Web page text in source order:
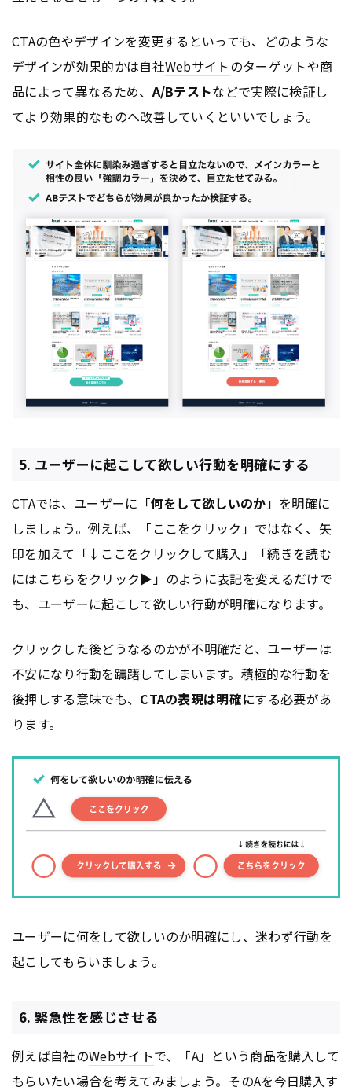
CTAの色やデザインを変更するといっても、どのような
デザインが効果的かは自社Webサイトのターゲットや商
品によって異なるため、 A/Bテストなどで実際に検証し
てより効果的なものへ改善していくといいでしょう。
5. ユーザーに起こして欲しい行動を明確にする
CTAでは、ユーザーに「何をして欲しいのか」を明確に
しましょう。例えば、「ここをクリック」ではなく、矢
印を加えて「↓ここをクリックして購入」「続きを読む
にはこちらをクリック▶︎」のように表記を変えるだけで
も、ユーザーに起こして欲しい行動が明確になります。
クリックした後どうなるのかが不明確だと、ユーザーは
不安になり行動を躊躇してしまいます。積極的な行動を
後押しする意味でも、 CTAの表現は明確にする必要があ
ります。
ユーザーに何をして欲しいのか明確にし、迷わず行動を
起こしてもらいましょう。
6. 緊急性を感じさせる
例えば自社のWebサイトで、「A」という商品を購入して
もらいたい場合を考えてみましょう。そのAを今日購入す